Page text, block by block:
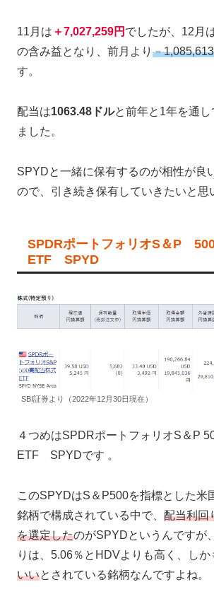
11月は ＋7,027,259円 でしたが、12月
の含み益となり、前月より －
す。
配当は1063.48ドルと前年と1年を通し
ました。
SPYDと一緒に保有するのが相性が良
ので、引き続き保有していきたいと思
SPDRポートフォリオS＆P
ETF SPYD
SBI証券より（2022年12月30日現在）
４つめはSPDRポートフォリオS＆P
ETF SPYDです 。
このSPYDはS＆P500を指標とした米
銘柄で構成されている中で、 配当利回
を選定したのがSPYDというんですが
りは、5.06％とHDVよりも高く、しか
いいとされている銘柄なんですよね。